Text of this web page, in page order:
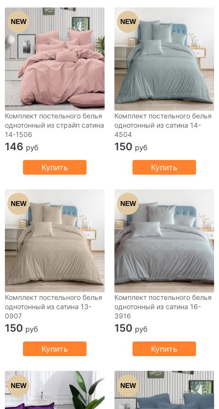
NEW
Комплект постельного белья
однотонный из страйп сатина
14-1506
146 руб
Купить
NEW
Комплект постельного белья
однотонный из сатина 14-
4504
150 руб
Купить
NEW
Комплект постельного белья
однотонный из сатина 13-
0907
150 руб
Купить
NEW
Комплект постельного белья
однотонный из сатина 16-
3916
150 руб
Купить
NEW NEW